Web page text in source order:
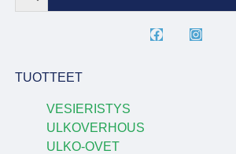
TUOTTEET
VESIERISTYS
ULKOVERHOUS
ULKO-OVET